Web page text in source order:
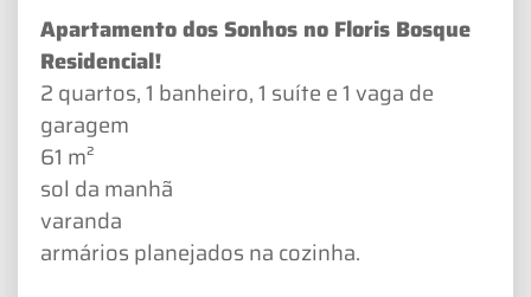
Apartamento dos Sonhos no Floris Bosque
Residencial!
2 quartos, 1 banheiro, 1 suíte e 1 vaga de
garagem
61 m²
sol da manhã
varanda
armários planejados na cozinha.